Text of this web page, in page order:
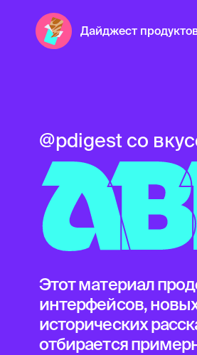
Дайджест
@pdigest со
Этот материал
интерфейсов,
исторических
отбирается